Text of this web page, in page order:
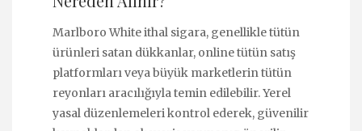
Marlboro White ithal sigara, genellikle tütün
ürünleri satan dükkanlar, online tütün satış
platformları veya büyük marketlerin tütün
reyonları aracılığıyla temin edilebilir. Yerel
yasal düzenlemeleri kontrol ederek, güvenilir